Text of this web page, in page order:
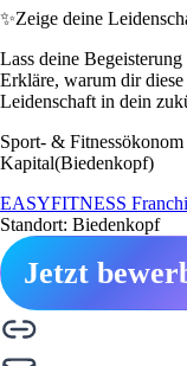
✨Zeige deine
Lass deine
Erkläre, warum dir
Leidenschaft in dein
Sport- &
Kapital(Biedenkopf)
EASYFITNESS
Standort: Biedenkopf
Jetzt